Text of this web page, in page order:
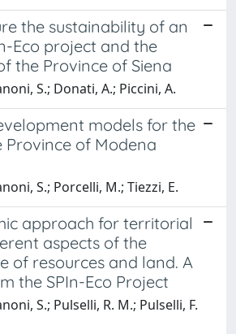
the sustainability of an
Eco project and the
the Province of Siena
S.; Donati, A.; Piccini, A.
models for the
Province of Modena
S.; Porcelli, M.; Tiezzi, E.
approach for territorial
aspects of the
of resources and land. A
the SPIn-Eco Project
S.; Pulselli, R. M.; Pulselli, F.